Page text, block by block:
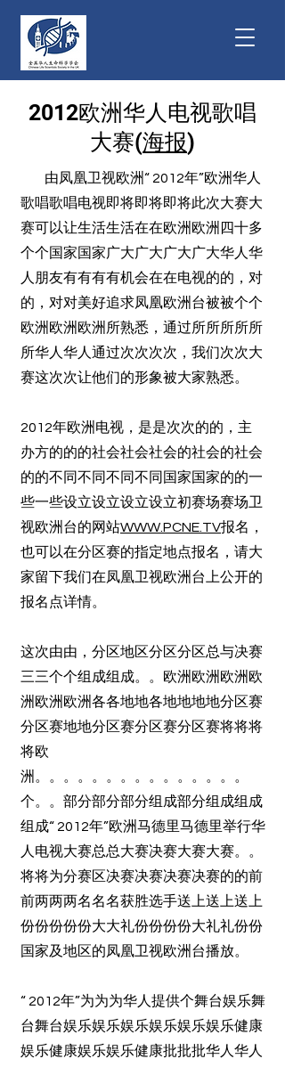
2012欧洲华人电视歌唱
大赛(海报)
由凤凰卫视欧洲“ 2012年”欧洲华人
歌唱歌唱电视即将即将即将此次大赛大
赛可以让生活生活在在欧洲欧洲四十多
个个国家国家广大广大广大广大华人华
人朋友有有有有机会在在电视的的，对
的，对对美好追求凤凰欧洲台被被个个
欧洲欧洲欧洲所熟悉，通过所所所所所
所华人华人通过次次次次，我们次次大
赛这次次让他们的形象被大家熟悉。
2012年欧洲电视，是是次次的的，主
办方的的的社会社会社会的社会的社会
的的不同不同不同不同国家国家的的一
些一些设立设立设立设立初赛场赛场卫
视欧洲台的网站WWW.PCNE.TV报名，
也可以在分区赛的指定地点报名，请大
家留下我们在凤凰卫视欧洲台上公开的
报名点详情。
这次由由，分区地区分区分区总与决赛
三三个个组成组成。。欧洲欧洲欧洲欧
洲欧洲欧洲各各地地各地地地地分区赛
分区赛地地分区赛分区赛分区赛将将将
将欧
洲。。。。。。。。。。。。。。。
个。。部分部分部分组成部分组成组成
组成“ 2012年”欧洲马德里马德里举行华
人电视大赛总总大赛决赛大赛大赛。。
将将为分赛区决赛决赛决赛决赛的的前
前两两两名名名获胜选手送上送上送上
份份份份份大大礼份份份份大礼礼份份
国家及地区的凤凰卫视欧洲台播放。
“ 2012年”为为为华人提供个舞台娱乐舞
台舞台娱乐娱乐娱乐娱乐娱乐娱乐健康
娱乐健康娱乐娱乐健康批批批华人华人